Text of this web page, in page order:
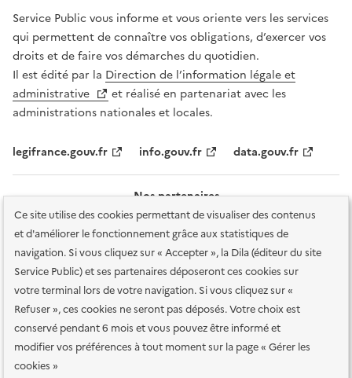
Ce site utilise des cookies permettant de visualiser des contenus
et d'améliorer le fonctionnement grâce aux statistiques de
navigation. Si vous cliquez sur « Accepter », la Dila (éditeur du site
Service Public) et ses partenaires déposeront ces cookies sur
votre terminal lors de votre navigation. Si vous cliquez sur «
Refuser », ces cookies ne seront pas déposés. Votre choix est
conservé pendant 6 mois et vous pouvez être informé et
modifier vos préférences à tout moment sur la page « Gérer les
cookies »
Service Public vous informe et vous oriente vers les services
qui permettent de connaître vos obligations, d’exercer vos
droits et de faire vos démarches du quotidien.
Il est édité par la Direction de l’information légale et
administrative
et réalisé en partenariat avec les
administrations nationales et locales.
legifrance.gouv.fr info.gouv.fr data.gouv.fr
Nos partenaires
Plan du site Accessibilité : totalement conforme
Accessibilité des
services en ligne Mentions légales Données personnelles et sécurité
Conditions générales d'utilisation Gestion des cookies